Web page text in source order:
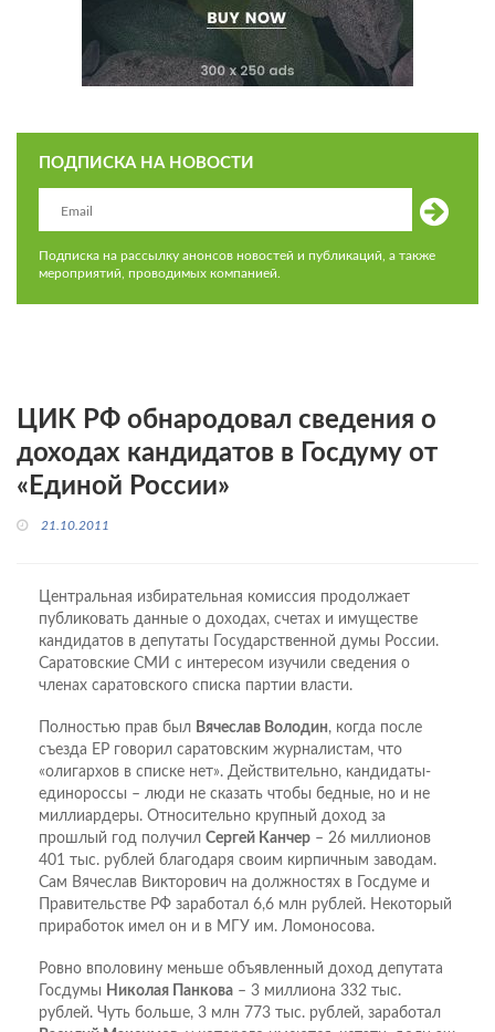
ПОДПИСКА НА НОВОСТИ
Подписка на рассылку анонсов новостей и публикаций, а также
мероприятий, проводимых компанией.
ЦИК РФ обнародовал сведения о
доходах кандидатов в Госдуму от
«Единой России»
21.10.2011
Центральная избирательная комиссия продолжает
публиковать данные о доходах, счетах и имуществе
кандидатов в депутаты Государственной думы России.
Саратовские СМИ с интересом изучили сведения о
членах саратовского списка партии власти.
Полностью прав был Вячеслав Володин, когда после
съезда ЕР говорил саратовским журналистам, что
«олигархов в списке нет». Действительно, кандидаты-
единороссы – люди не сказать чтобы бедные, но и не
миллиардеры. Относительно крупный доход за
прошлый год получил Сергей Канчер – 26 миллионов
401 тыс. рублей благодаря своим кирпичным заводам.
Сам Вячеслав Викторович на должностях в Госдуме и
Правительстве РФ заработал 6,6 млн рублей. Некоторый
приработок имел он и в МГУ им. Ломоносова.
Ровно вполовину меньше объявленный доход депутата
Госдумы Николая Панкова – 3 миллиона 332 тыс.
рублей. Чуть больше, 3 млн 773 тыс. рублей, заработал